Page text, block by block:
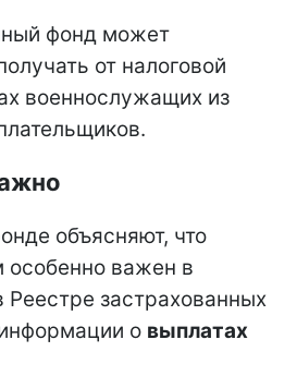
фонд может
от налоговой
военнослужащих из
объясняют, что
особенно важен в
Реестре застрахованных
о выплатах